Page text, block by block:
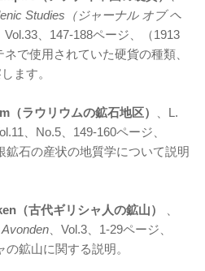
Studies（ジャーナル オブ ヘ
、Vol.33、147-188ページ、（1913
で使用されていた硬貨の種類、
ます。
ラウリウムの鉱石地区）
、L.
、No.5、149-160ページ、
鉱石の産状の地質学について説明
（古代ギリシャ人の鉱山）
、Vol.3、1-29ページ、
の鉱山に関する説明。